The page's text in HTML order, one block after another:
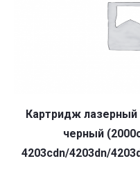
Картридж лазерный
черный
4203cdn/4203dn/